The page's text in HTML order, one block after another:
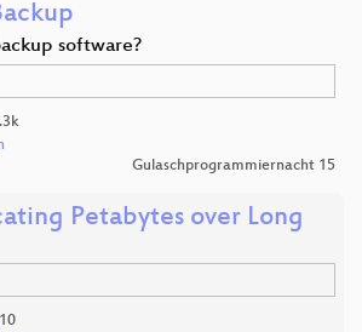
software?
Gulaschprogrammiernacht 15
Petabytes over Long